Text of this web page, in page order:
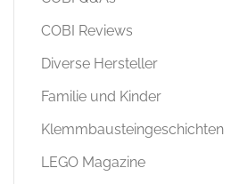
COBI Reviews
Diverse Hersteller
Familie und Kinder
Klemmbausteingeschichten
LEGO Magazine